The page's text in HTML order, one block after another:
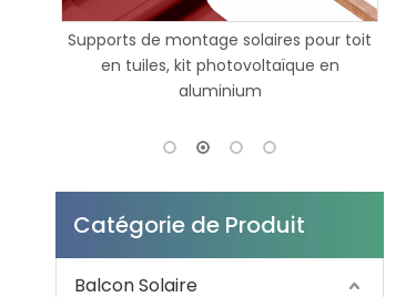
Les structures de montage de
stationnement de voiture solaire
imperméabilisent le système de
Catégorie de Produit
Balcon Solaire